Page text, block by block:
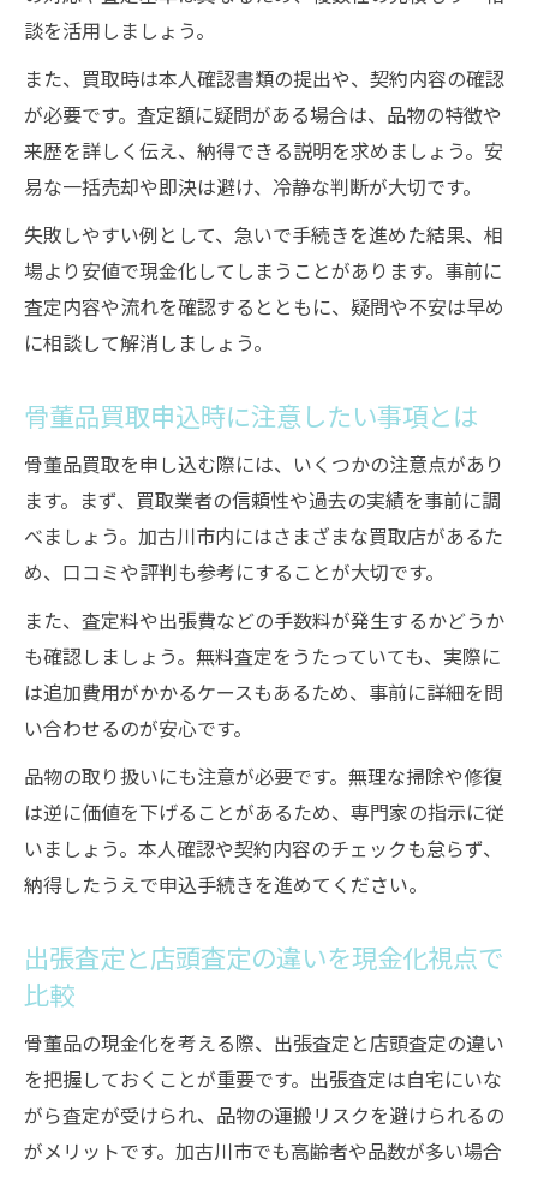
談を活用しましょう。
また、買取時は本人確認書類の提出や、契約内容の確認
が必要です。査定額に疑問がある場合は、品物の特徴や
来歴を詳しく伝え、納得できる説明を求めましょう。安
易な一括売却や即決は避け、冷静な判断が大切です。
失敗しやすい例として、急いで手続きを進めた結果、相
場より安値で現金化してしまうことがあります。事前に
査定内容や流れを確認するとともに、疑問や不安は早め
に相談して解消しましょう。
骨董品買取申込時に注意したい事項とは
骨董品買取を申し込む際には、いくつかの注意点があり
ます。まず、買取業者の信頼性や過去の実績を事前に調
べましょう。加古川市内にはさまざまな買取店があるた
め、口コミや評判も参考にすることが大切です。
また、査定料や出張費などの手数料が発生するかどうか
も確認しましょう。無料査定をうたっていても、実際に
は追加費用がかかるケースもあるため、事前に詳細を問
い合わせるのが安心です。
品物の取り扱いにも注意が必要です。無理な掃除や修復
は逆に価値を下げることがあるため、専門家の指示に従
いましょう。本人確認や契約内容のチェックも怠らず、
納得したうえで申込手続きを進めてください。
出張査定と店頭査定の違いを現金化視点で
比較
骨董品の現金化を考える際、出張査定と店頭査定の違い
を把握しておくことが重要です。出張査定は自宅にいな
がら査定が受けられ、品物の運搬リスクを避けられるの
がメリットです。加古川市でも高齢者や品数が多い場合